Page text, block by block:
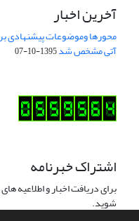
آخرین اخبار
محورها وموضوعات پیشنهادی
آتی مشخص شد1395-10-07
اشتراک خبرنامه
برای دریافت اخبار و اطلاعیه
شوید.